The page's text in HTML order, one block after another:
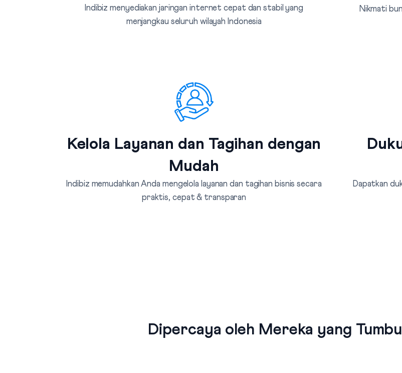
Indibiz menyediakan jaringan internet cepat dan stabil yang
menjangkau seluruh wilayah Indonesia
Nikmati
Kelola Layanan dan Tagihan dengan
Mudah
Indibiz memudahkan Anda mengelola layanan dan tagihan bisnis secara
praktis, cepat & transparan
Dapatkan
Dipercaya oleh Mereka yang